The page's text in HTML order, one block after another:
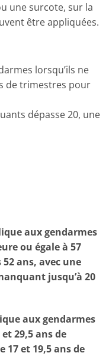
une surcote, sur la
être appliquées.
lorsqu’ils ne
de trimestres pour
dépasse 20, une
aux gendarmes
ou égale à 57
ans, avec une
jusqu’à 20
aux gendarmes
29,5 ans de
17 et 19,5 ans de